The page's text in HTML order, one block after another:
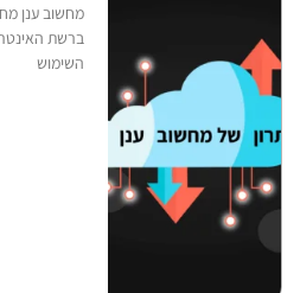
מחשוב ענן
ברשת
השימוש